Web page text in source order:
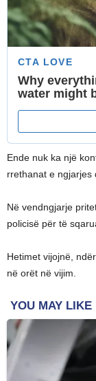
Ende nuk ka një
rrethanat e ngjarjes
Në vendngjarje
policisë për të
Hetimet vijojnë,
në orët në vijim.